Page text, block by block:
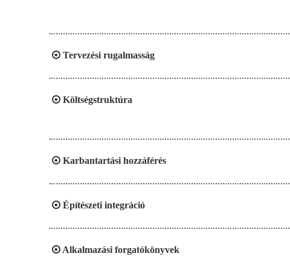
 Tervezési rugalmasság
 Költségstruktúra
 Karbantartási hozzáférés
 Építészeti integráció
 Alkalmazási forgatókönyvek